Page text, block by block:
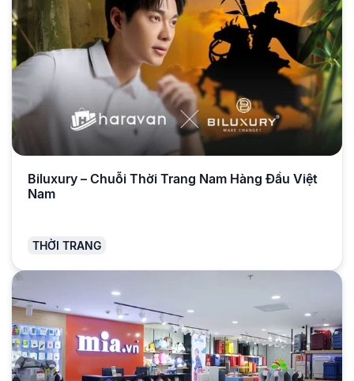
Biluxury – Chuỗi Thời Trang Nam Hàng Đầu Việt
Nam
THỜI TRANG